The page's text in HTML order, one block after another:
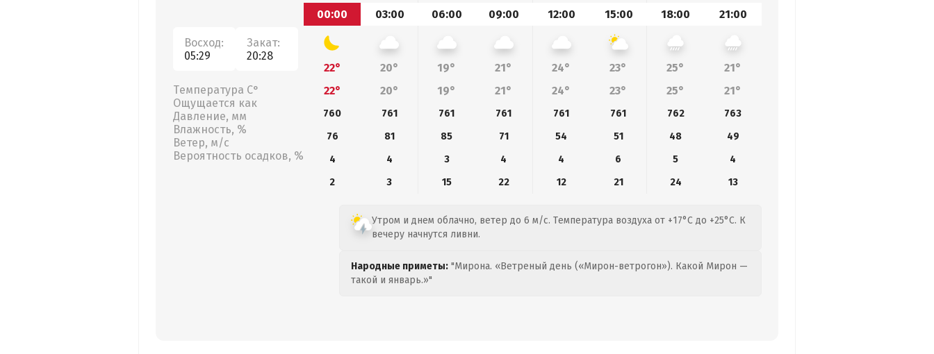
Восход:
05:29
Закат:
20:28
Температура С°
Ощущается как
Давление, мм
Влажность, %
Ветер, м/с
Вероятность осадков, %
00:00
03:00 06:00 09:00 12:00 15:00 18:00 21:00
22° 20° 19° 21° 24° 23° 25°
21°
22°
20° 19° 21° 24° 23° 25° 21°
760 761 761 761 761 761 762
763
76
81 85 71 54 51 48
49
4
4 3 4 4 6 5
4
2
3 15 22 12 21 24 13
Утром и днем облачно, ветер до 6 м/с. Температура воздуха от +17°C до +25°C. К
вечеру начнутся ливни.
Народные приметы: "Мирона. «Ветреный день («Мирон-ветрогон»). Какой Мирон —
такой и январь.»"